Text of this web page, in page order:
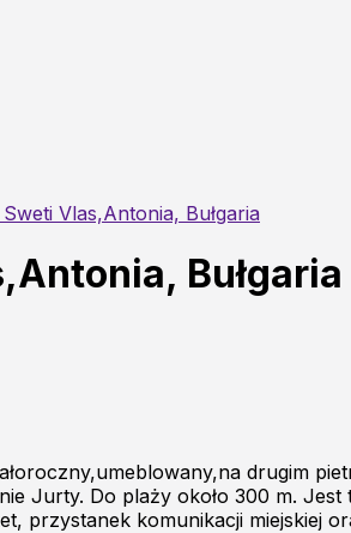
Vlas,Antonia, Bułgaria
Bułgaria
drugim
Jurty. Do plaży około 300 m.
przystanek komunikacji miejskiej